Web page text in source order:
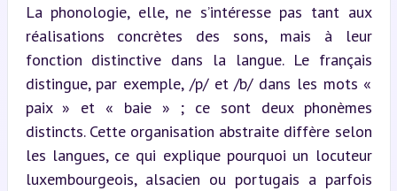
La phonologie, elle, ne s’intéresse pas tant aux
réalisations concrètes des sons, mais à leur
fonction distinctive dans la langue. Le français
distingue, par exemple, /p/ et /b/ dans les mots «
paix » et « baie » ; ce sont deux phonèmes
distincts. Cette organisation abstraite diffère selon
les langues, ce qui explique pourquoi un locuteur
luxembourgeois, alsacien ou portugais a parfois